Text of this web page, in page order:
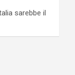
sarebbe il